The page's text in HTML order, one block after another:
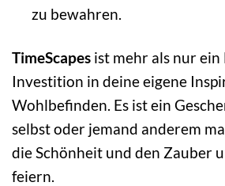
zu bewahren.
TimeScapes ist mehr als nur ein
Investition in deine eigene
Wohlbefinden. Es ist ein
selbst oder jemand anderem
die Schönheit und den Zauber
feiern.